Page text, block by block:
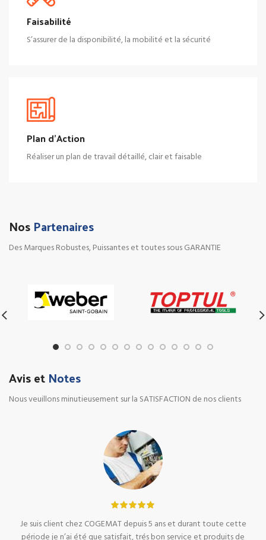
Faisabilité
S’assurer de la disponibilité, la mobilité et la sécurité
Plan d'Action
Réaliser un plan de travail détaillé, clair et faisable
NosPartenaires
Des Marques Robustes, Puissantes et toutes sous GARANTIE
Avis etNotes
Nous veuillons minutieusement sur la SATISFACTION de nos clients
Je suis client chez COGEMAT depuis 5 ans et durant toute cette
période je n’ai été que satisfait, trés bon service et produits de